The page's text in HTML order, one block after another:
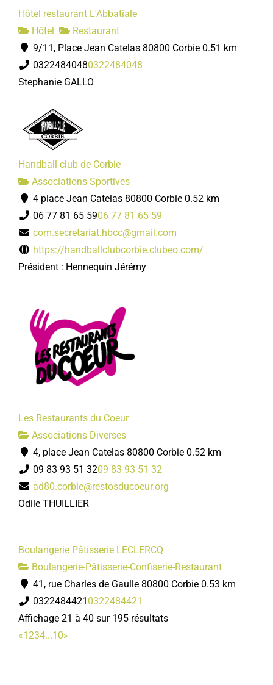
Hôtel restaurant L'Abbatiale
Hôtel
Restaurant
9/11, Place Jean Catelas 80800 Corbie 0.51 km
03224840480322484048
Stephanie GALLO
Handball club de Corbie
Associations Sportives
4 place Jean Catelas 80800 Corbie 0.52 km
06 77 81 65 5906 77 81 65 59
com.secretariat.hbcc@gmail.com
https://handballclubcorbie.clubeo.com/
Président : Hennequin Jérémy
Les Restaurants du Coeur
Associations Diverses
4, place Jean Catelas 80800 Corbie 0.52 km
09 83 93 51 3209 83 93 51 32
ad80.corbie@restosducoeur.org
Odile THUILLIER
Boulangerie Pâtisserie LECLERCQ
Boulangerie-Pâtisserie-Confiserie-Restaurant
41, rue Charles de Gaulle 80800 Corbie 0.53 km
0322484421 0322484421
Affichage 21 à 40 sur 195 résultats
«1234...10»